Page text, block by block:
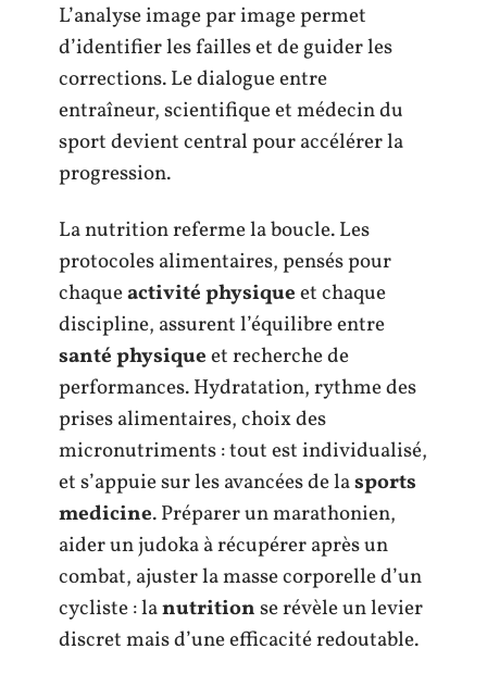
L’analyse image par image permet
d’identifier les failles et de guider les
corrections. Le dialogue entre
entraîneur, scientifique et médecin du
sport devient central pour accélérer la
progression.
La nutrition referme la boucle. Les
protocoles alimentaires, pensés pour
chaqueactivité physiqueet chaque
discipline, assurent l’équilibre entre
santé physiqueet recherche de
performances. Hydratation, rythme des
prises alimentaires, choix des
micronutriments : tout est individualisé,
et s’appuie sur les avancées de lasports
medicine. Préparer un marathonien,
aider un judoka à récupérer après un
combat, ajuster la masse corporelle d’un
cycliste : lanutritionse révèle un levier
discret mais d’une efficacité redoutable.